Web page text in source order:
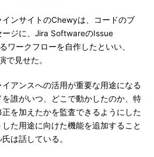
ンサイトのChewyは、コードのブ
ージに、Jira SoftwareのIssue
ワークフローを自作したといい、
で見せた。
アンスへの活用が重要な用途になる
誰がいつ、どこで動かしたのか、特
を加えたかを監査できるようにした
た用途に向けた機能を追加すること
は話している。